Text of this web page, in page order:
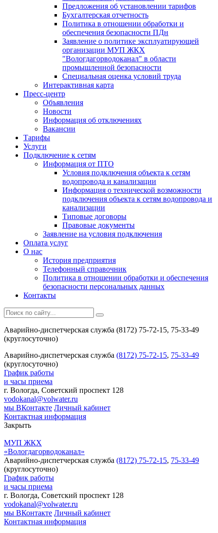
Предложения об установлении тарифов
Бухгалтерская отчетность
Политика в отношении обработки и
обеспечения безопасности ПДн
Заявление о политике эксплуатирующей
организации МУП ЖКХ
"Вологдагорводоканал" в области
промышленной безопасности
Специальная оценка условий труда
Интерактивная карта
Пресс-центр
Объявления
Новости
Информация об отключениях
Вакансии
Тарифы
Услуги
Подключение к сетям
Информация от ПТО
Условия подключения объекта к сетям
водопровода и канализации
Информация о технической возможности
подключения объекта к сетям водопровода и
канализации
Типовые договоры
Правовые документы
Заявление на условия подключения
Оплата услуг
О нас
История предприятия
Телефонный справочник
Политика в отношении обработки и обеспечения
безопасности персональных данных
Контакты
Аварийно-диспетчерская служба (8172) 75-72-15, 75-33-49
(круглосуточно)
Аварийно-диспетчерская служба (8172) 75-72-15, 75-33-49
(круглосуточно)
График работы
и часы приема
г. Вологда, Советский проспект 128
vodokanal@volwater.ru
мы ВКонтакте Личный кабинет
Контактная информация
Закрыть
МУП ЖКХ
«Вологдагорводоканал»
Аварийно-диспетчерская служба (8172) 75-72-15, 75-33-49
(круглосуточно)
График работы
и часы приема
г. Вологда, Советский проспект 128
vodokanal@volwater.ru
мы ВКонтакте Личный кабинет
Контактная информация